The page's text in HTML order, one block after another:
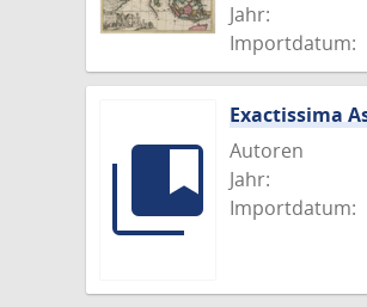
Jahr:
Importdatum:
Exactissima
Autoren
Jahr:
Importdatum: